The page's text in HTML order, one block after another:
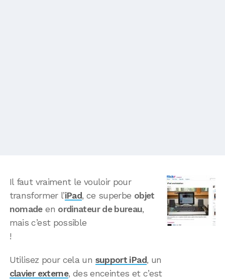
Il faut vraiment le vouloir pour
transformer l’iPad, ce superbe objet
nomadeen ordinateur de bureau,
mais c’est possible
!
Utilisez pour cela un support iPad, un
clavier externe, des enceintes et c’est